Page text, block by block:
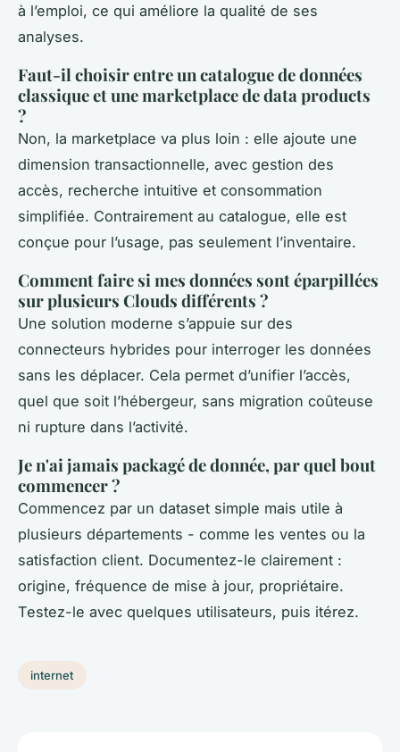
à l’emploi, ce qui améliore la qualité de ses
analyses.
Faut-il choisir entre un catalogue de données
classique et une marketplace de data products
?
Non, la marketplace va plus loin : elle ajoute une
dimension transactionnelle, avec gestion des
accès, recherche intuitive et consommation
simplifiée. Contrairement au catalogue, elle est
conçue pour l’usage, pas seulement l’inventaire.
Comment faire si mes données sont éparpillées
sur plusieurs Clouds différents ?
Une solution moderne s’appuie sur des
connecteurs hybrides pour interroger les données
sans les déplacer. Cela permet d’unifier l’accès,
quel que soit l’hébergeur, sans migration coûteuse
ni rupture dans l’activité.
Je n'ai jamais packagé de donnée, par quel bout
commencer ?
Commencez par un dataset simple mais utile à
plusieurs départements - comme les ventes ou la
satisfaction client. Documentez-le clairement :
origine, fréquence de mise à jour, propriétaire.
Testez-le avec quelques utilisateurs, puis itérez.
internet